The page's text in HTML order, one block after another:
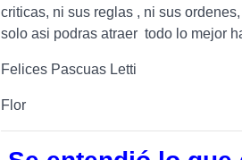
criticas, ni sus reglas , ni sus
solo asi podras atraer todo lo mejor
Felices Pascuas Letti
Flor